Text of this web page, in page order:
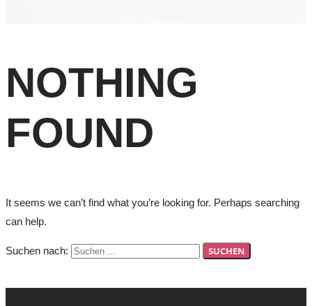
NOTHING
FOUND
It seems we can’t find what you’re looking for. Perhaps searching
can help.
Suchen nach: